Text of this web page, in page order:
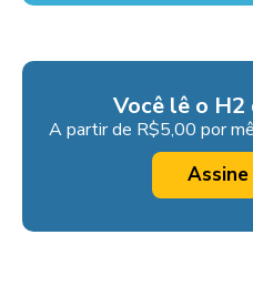
Você lê o H2
A partir de R$5,00 por